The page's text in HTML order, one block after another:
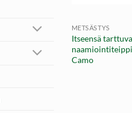
METSÄSTYS
Itseensä
Camo